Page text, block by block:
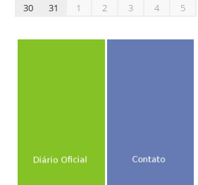
30
31 1 2 3 4 5